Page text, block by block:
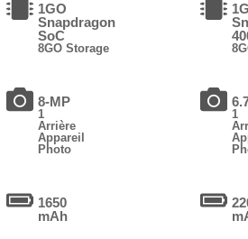
1GO
Snapdragon
SoC
8GO Storage
8-MP
1
Arrière
Appareil
Photo
1650
mAh
1